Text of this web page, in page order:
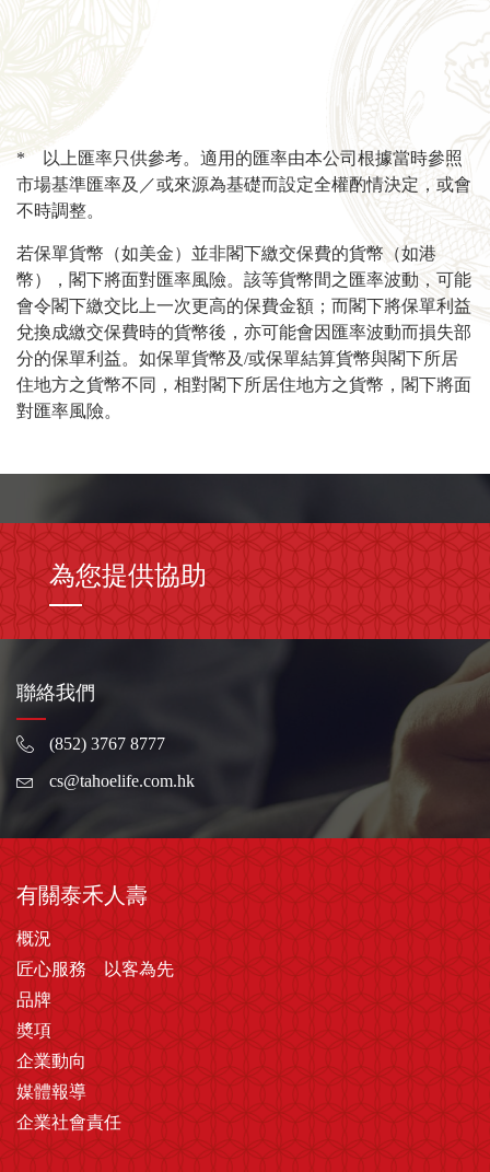
* 以上匯率只供參考。適用的匯率由本公司根據當時參照
市場基準匯率及／或來源為基礎而設定全權酌情決定，或會
不時調整。
若保單貨幣（如美金）並非閣下繳交保費的貨幣（如港
幣），閣下將面對匯率風險。該等貨幣間之匯率波動，可能
會令閣下繳交比上一次更高的保費金額；而閣下將保單利益
兌換成繳交保費時的貨幣後，亦可能會因匯率波動而損失部
分的保單利益。如保單貨幣及/或保單結算貨幣與閣下所居
住地方之貨幣不同，相對閣下所居住地方之貨幣，閣下將面
對匯率風險。
為您提供協助
聯絡我們
(852) 3767 8777
cs@tahoelife.com.hk
有關泰禾人壽
概況
匠心服務 以客為先
品牌
奬項
企業動向
媒體報導
企業社會責任